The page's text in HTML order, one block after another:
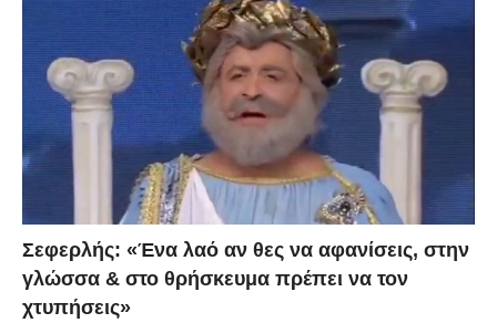
Σεφερλής: «Ένα λαό αν θες να αφανίσεις, στην
γλώσσα & στο θρήσκευμα πρέπει να τον
χτυπήσεις»